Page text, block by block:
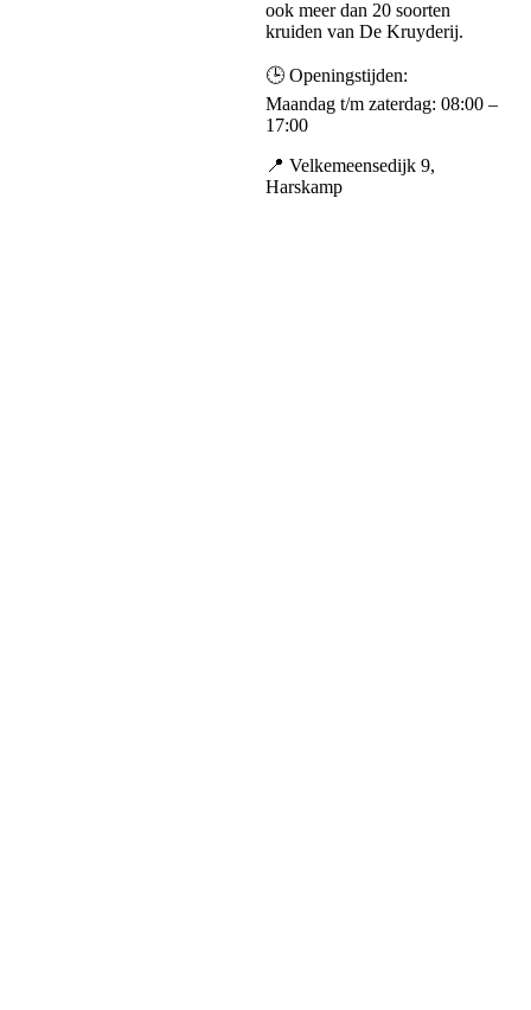
ook meer dan 20 soorten
kruiden van De Kruyderij.
🕒 Openingstijden:
Maandag t/m zaterdag: 08:00 –
17:00
📍 Velkemeensedijk 9,
Harskamp